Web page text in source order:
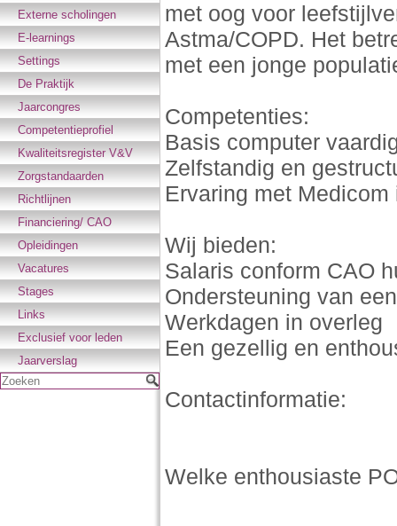
Externe scholingen
E-learnings
Settings
De Praktijk
Jaarcongres
Competentieprofiel
Kwaliteitsregister V&V
Zorgstandaarden
Richtlijnen
Financiering/ CAO
Opleidingen
Vacatures
Stages
Links
Exclusief voor leden
Jaarverslag
Zoeken
met oog voor
Astma/COPD. Het
met een jonge
Competenties:
Basis computer
Zelfstandig en
Ervaring met Medicom
Wij bieden:
Salaris conform CAO
Ondersteuning van
Werkdagen in overleg
Een gezellig en
Contactinformatie:
Welke enthousiaste